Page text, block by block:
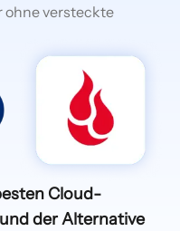
ohne versteckte
Cloud-
der Alternative